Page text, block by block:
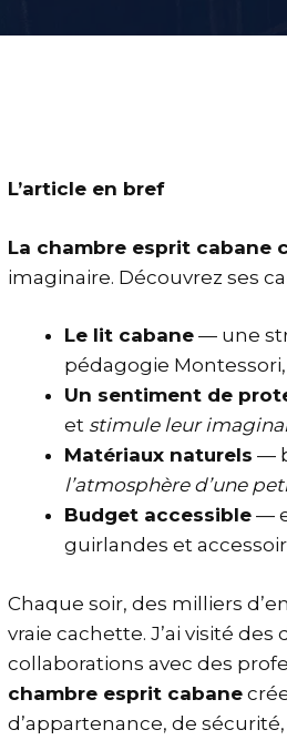
L’article en bref
La chambre esprit cabane
imaginaire. Découvrez ses
Le lit cabane — une
pédagogie
Un sentiment de
et stimule leur
Matériaux naturels —
l’atmosphère d’une
Budget accessible —
guirlandes et
Chaque soir, des milliers
vraie cachette. J’ai visité
collaborations avec des
chambre esprit cabane
d’appartenance, de